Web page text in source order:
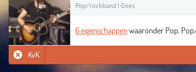
Pop/rockband | Goes
6 eigenschappenwaaronder Pop,
KvK